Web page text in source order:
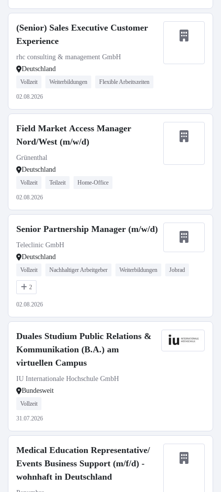
(Senior) Sales Executive Customer
Experience
rhc consulting & management GmbH
Deutschland
Vollzeit Weiterbildungen Flexible Arbeitszeiten
02.08.2026
Field Market Access Manager
Nord/West (m/w/d)
Grünenthal
Deutschland
Vollzeit Teilzeit Home-Office
02.08.2026
Senior Partnership Manager (m/w/d)
Teleclinic GmbH
Deutschland
Vollzeit Nachhaltiger Arbeitgeber Weiterbildungen Jobrad
2
02.08.2026
Duales Studium Public Relations &
Kommunikation (B.A.) am
virtuellen Campus
IU Internationale Hochschule GmbH
Bundesweit
Vollzeit
31.07.2026
Medical Education Representative/
Events Business Support (m/f/d) -
wohnhaft in Deutschland